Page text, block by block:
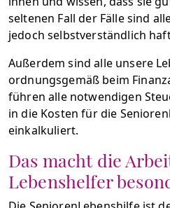
seltenen Fall der Fälle sind
jedoch selbstverständlich
Außerdem sind alle unsere
ordnungsgemäß beim
führen alle notwendigen
in die Kosten für die
einkalkuliert.
Das macht die
Lebenshelfer